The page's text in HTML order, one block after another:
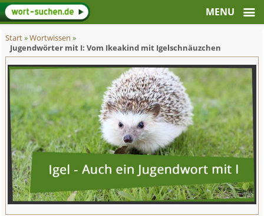
Start»Wortwissen »
Jugendwörter mit I: Vom Ikeakind mit Igelschnäuzchen